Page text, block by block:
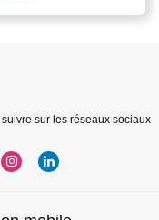
sur les réseaux sociaux